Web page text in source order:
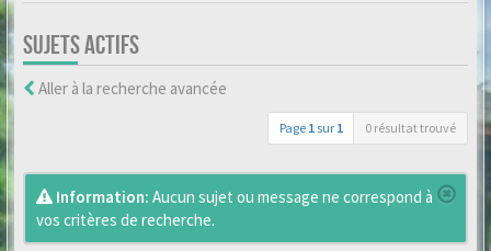
SUJETS ACTIFS
Aller à la recherche avancée
Page 1 sur 1 0 résultat trouvé
Information: Aucun sujet ou message ne correspond à
vos critères de recherche.